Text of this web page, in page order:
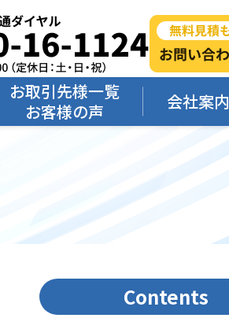
お取引先様一覧
お客様の声
会社案内
Contents